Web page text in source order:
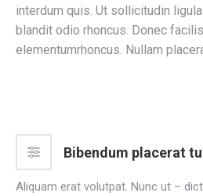
interdum quis. Ut sollicitudin
blandit odio rhoncus. Donec
elementumrhoncus. Nullam
Bibendum placerat
Aliquam erat volutpat. Nunc ut –